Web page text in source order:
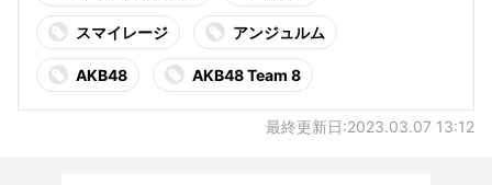
スマイレージ アンジュルム
AKB48 AKB48 Team 8
最終更新日:2023.03.07 13:12